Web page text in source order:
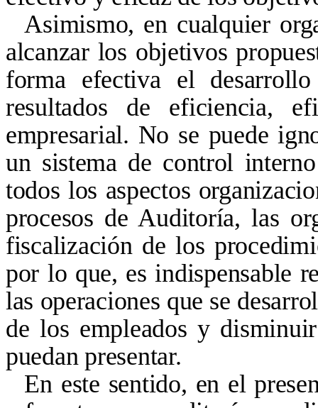
Asimismo, en cualquier
alcanzar los objetivos
forma efectiva el
resultados de eficiencia,
empresarial. No se puede
un sistema de control
todos los aspectos
procesos de Auditoría, las
fiscalización de los
por lo que, es indispensable
las operaciones que se
de los empleados y
puedan presentar.
En este sentido, en el